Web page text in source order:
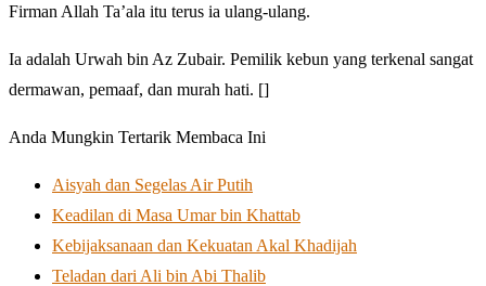
Firman Allah Ta’ala itu terus ia ulang-ulang.
Ia adalah Urwah bin Az Zubair. Pemilik kebun yang terkenal sangat
dermawan, pemaaf, dan murah hati. []
Anda Mungkin Tertarik Membaca Ini
Aisyah dan Segelas Air Putih
Keadilan di Masa Umar bin Khattab
Kebijaksanaan dan Kekuatan Akal Khadijah
Teladan dari Ali bin Abi Thalib